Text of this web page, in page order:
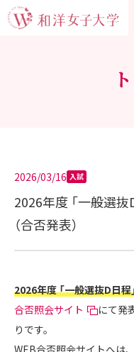
2026/03/16 入試
2026年度 「一般選
（合否発表）
2026年度 「一般選抜D日程
合否照会サイト
にて発
りです。
WEB合否照会サイトへは、